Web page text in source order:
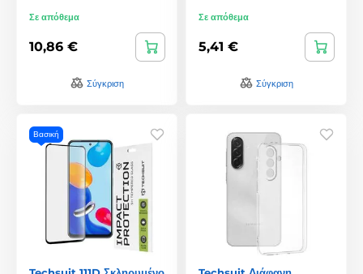
Σε απόθεμα
10,86 €
Σύγκριση
Σε απόθεμα
5,41 €
Σύγκριση
Βασική